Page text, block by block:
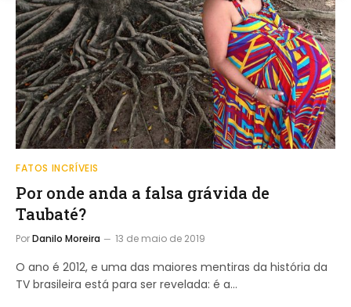
FATOS INCRÍVEIS
Por onde anda a falsa grávida de
Taubaté?
PorDanilo Moreira 13 de maio de 2019
O ano é 2012, e uma das maiores mentiras da história da
TV brasileira está para ser revelada: é a…